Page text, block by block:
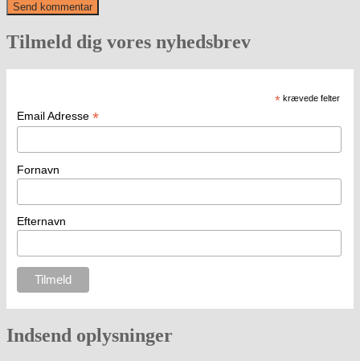
Tilmeld dig vores nyhedsbrev
* krævede felter
Email Adresse *
Fornavn
Efternavn
Indsend oplysninger